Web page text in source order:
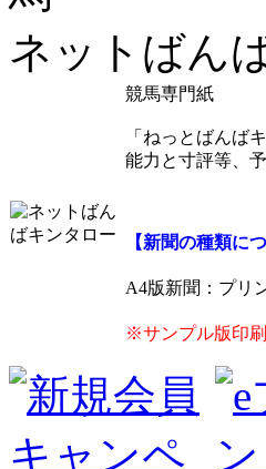
ネットばん
競馬専門紙
「ねっとばんば
能力と寸評等、
【新聞の種類に
A4版新聞 ：プリ
※サンプル版印